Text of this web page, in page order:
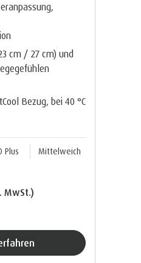
cm / 27 cm) und
Bezug, bei 40 °C
Plus Mittelweich
MwSt.)
erfahren